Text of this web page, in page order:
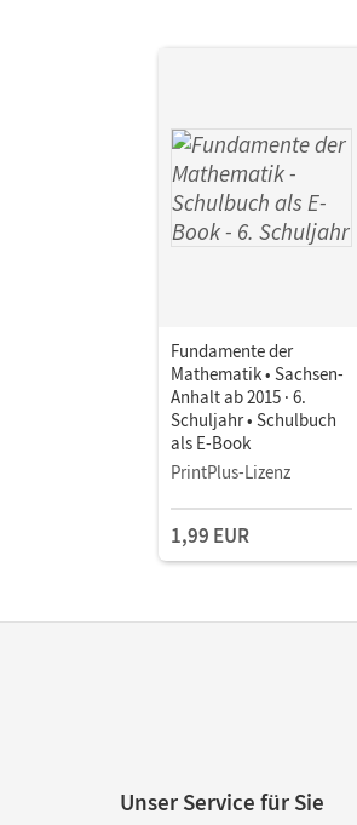
Fundamente der
Mathematik • Sachsen-
Anhalt ab 2015 · 6.
Schuljahr • Schulbuch
als E-Book
PrintPlus-Lizenz
1,99 EUR
Unser Service für Sie